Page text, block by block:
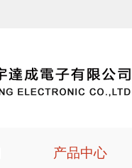
产品中心